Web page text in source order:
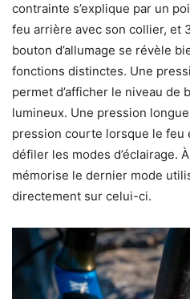
contrainte s’explique par un
feu arrière avec son collier, et
bouton d’allumage se révèle
fonctions distinctes. Une
permet d’afficher le niveau de
lumineux. Une pression
pression courte lorsque le feu
défiler les modes d’éclairage.
mémorise le dernier mode
directement sur celui-ci.